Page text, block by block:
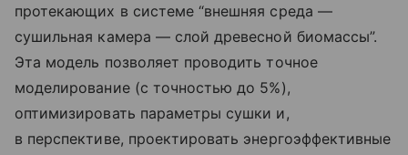
протекающих в системе “внешняя среда —
сушильная камера — слой древесной биомассы”.
Эта модель позволяет проводить точное
моделирование (с точностью до 5%),
оптимизировать параметры сушки и,
в перспективе, проектировать энергоэффективные